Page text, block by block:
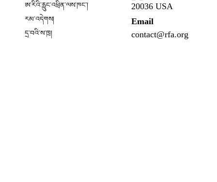
ཨ་རིའི་རླུང་འཕྲིན་ལས་ཁང༌།
རམ་འདེགས།
དྲ་བའི་ས་ཁྲ།
20036 USA
Email
contact@rfa.org